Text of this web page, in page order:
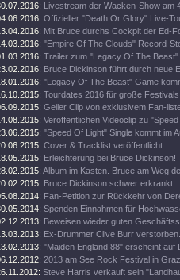
Livestream der Wacken-Show am
Offizieller "Death Or Glory" Live-
Mit Bruce durchs Cockpit der Ed-
"Empire Of The Clouds" Record-
Trailer zum "Legacy Of The Beast"
Bruce Dickinson führt durch neue
"Legacy Of The Beast" Game
Tourdates 2016 für große
Geiler Clip von exklusivem Fan-
Veröffentlichen Videoclip zu
"Speed Of Light" Single kommt im
Cover & Tracklist veröffentlicht
Erleichterung bei Bruce Dickinson!
Album im Kasten. Bruce am Weg
Bruce Dickinson schwer erkrankt.
Fan-Petition zur Rückkehr von
Spenden Einnahmen für
Beweisen wieder guten
Ex-Drummer Clive Burr verstorben.
"Maiden England 88" erscheint auf
2013 am See Rock Festival in Graz
Steve Harris verkauft sein